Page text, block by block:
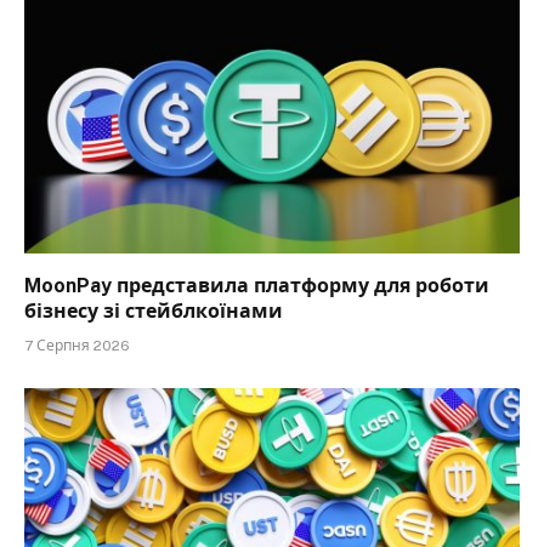
MoonPay представила платформу для роботи
бізнесу зі стейблкоїнами
7 Серпня 2026